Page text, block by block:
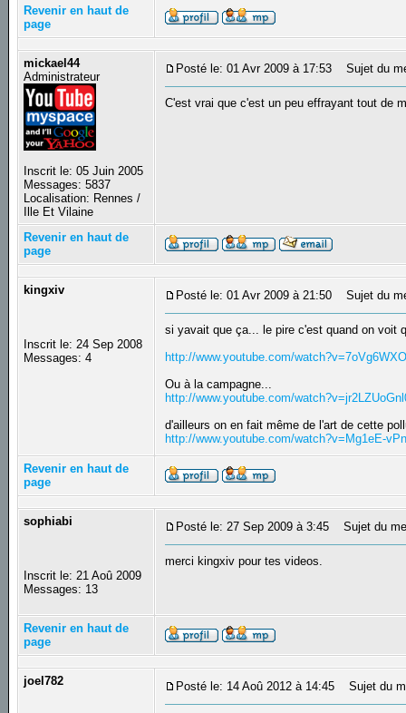
Revenir en haut de
page
mickael44
Administrateur
Inscrit le: 05 Juin 2005
Messages: 5837
Localisation: Rennes /
Ille Et Vilaine
Posté le: 01 Avr 2009 à 17:53 Sujet du
C'est vrai que c'est un peu effrayant tout de
Revenir en haut de
page
kingxiv
Inscrit le: 24 Sep 2008
Messages: 4
Posté le: 01 Avr 2009 à 21:50 Sujet du
si yavait que ça... le pire c'est quand on voit
http://www.youtube.com/
Ou à la campagne...
http://www.youtube.com/
d'ailleurs on en fait même de l'art de cette
http://www.youtube.com/watch?v=Mg1eE-
Revenir en haut de
page
sophiabi
Inscrit le: 21 Aoû 2009
Messages: 13
Posté le: 27 Sep 2009 à 3:45 Sujet du
merci kingxiv pour tes videos.
Revenir en haut de
page
joel782 Posté le: 14 Aoû 2012 à 14:45 Sujet du